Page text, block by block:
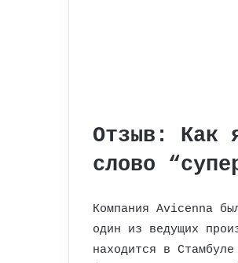
Отзыв: Как
слово
Компания Avicenna
один из ведущих
находится в